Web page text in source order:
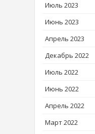
Июль 2023
Июнь 2023
Апрель 2023
Декабрь 2022
Июль 2022
Июнь 2022
Апрель 2022
Март 2022